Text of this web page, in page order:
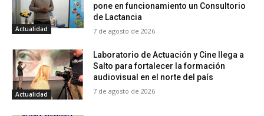
Actualidad
pone en funcionamiento un Consultorio
de Lactancia
7 de agosto de 2026
Actualidad
Laboratorio de Actuación y Cine llega a
Salto para fortalecer la formación
audiovisual en el norte del país
7 de agosto de 2026